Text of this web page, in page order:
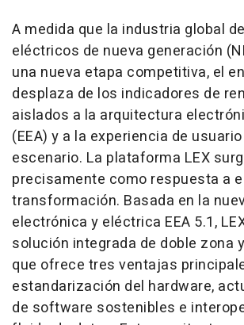
A medida que la industria global
eléctricos de nueva generación
una nueva etapa competitiva, el
desplaza de los indicadores de
aislados a la arquitectura
(EEA) y a la experiencia de
escenario. La plataforma LEX
precisamente como respuesta a
transformación. Basada en la
electrónica y eléctrica EEA 5.1,
solución integrada de doble zona
que ofrece tres ventajas
estandarización del hardware,
de software sostenibles e